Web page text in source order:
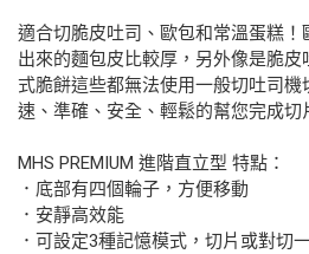
適合切脆皮吐司、歐包和常溫蛋糕
出來的麵包皮比較厚，另外像是脆
式脆餅這些都無法使用一般切吐司機
速、準確、安全、輕鬆的幫您完成切
MHS PREMIUM 進階直立型 特點：
．底部有四個輪子，方便移動
．安靜高效能
．可設定3種記憶模式，切片或對切